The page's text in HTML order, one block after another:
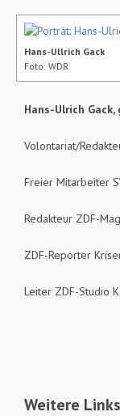
Hans-Ullrich Gack
Foto: WDR
Hans-Ulrich Gack,
Volontariat/
Freier Mitarbeiter
Redakteur ZDF-
ZDF-Reporter
Leiter ZDF-Studio
Weitere Links